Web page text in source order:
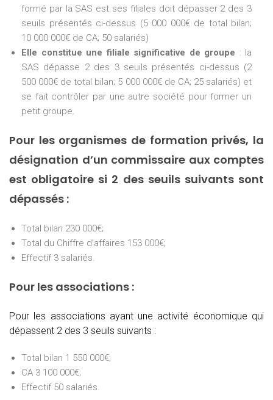
formé par la SAS est ses filiales doit dépasser 2 des 3
seuils présentés ci-dessus (5 000 000€ de total bilan;
10 000 000€ de CA; 50 salariés)
Elle constitue une filiale significative de groupe : la
SAS dépasse 2 des 3 seuils présentés ci-dessus (2
500 000€ de total bilan; 5 000 000€ de CA; 25 salariés) et
se fait contrôler par une autre société pour former un
petit groupe.
Pour les organismes de formation privés, la
désignation d’un commissaire aux comptes
est obligatoire si 2 des seuils suivants sont
dépassés :
Total bilan 230 000€;
Total du Chiffre d’affaires 153 000€;
Effectif 3 salariés.
Pour les associations :
Pour les associations ayant une activité économique qui
dépassent 2 des 3 seuils suivants :
Total bilan 1 550 000€;
CA 3 100 000€;
Effectif 50 salariés.